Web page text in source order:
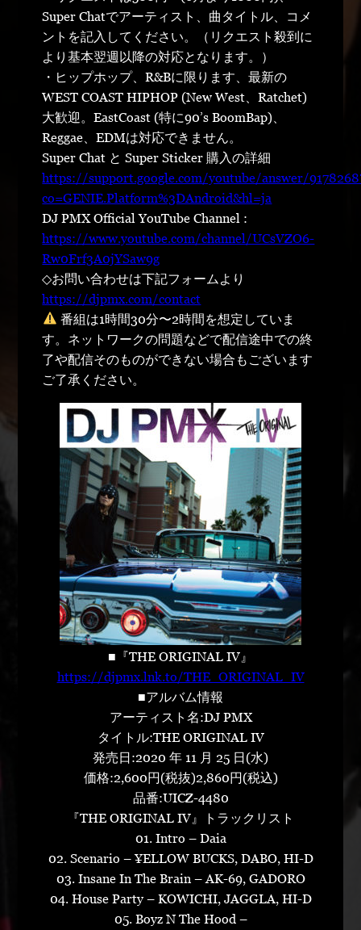
Super Chatでアーティスト、曲タイトル、コメ
ントを記入してください。（リクエスト殺到に
より基本翌週以降の対応となります。）
・ヒップホップ、R&Bに限ります、最新の
WEST COAST HIPHOP (New West、Ratchet)
大歓迎。EastCoast (特に90’s BoomBap)、
Reggae、EDMは対応できません。
Super Chat と Super Sticker 購入の詳細
https://support.google.com/youtube/answer/
co=GENIE.Platform%3DAndroid&hl=ja
DJ PMX Official YouTube Channel :
https://www.youtube.com/channel/UCsVZO6-
Rw0Frf3A0jYSaw9g
◇お問い合わせは下記フォームより
https://djpmx.com/contact
番組は1時間30分〜2時間を想定していま
す。ネットワークの問題などで配信途中での終
了や配信そのものができない場合もございます
ご了承ください。
■『THE ORIGINAL IV』
https://djpmx.lnk.to/THE_ORIGINAL_IV
■アルバム情報
アーティスト名:DJ PMX
タイトル:THE ORIGINAL IV
発売日:2020 年 11 月 25 日(水)
価格:2,600円(税抜)2,860円(税込)
品番:UICZ-4480
『THE ORIGINAL IV』トラックリスト
01. Intro – Daia
02. Scenario – ¥ELLOW BUCKS, DABO, HI-D
03. Insane In The Brain – AK-69, GADORO
04. House Party – KOWICHI, JAGGLA, HI-D
05. Boyz N The Hood –